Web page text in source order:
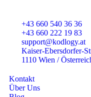
+43 660 540 36 36
+43 660 222 19 83
support@kodlogy.at
Kaiser-Ebersdorfer-
1110 Wien /
Kontakt
Über Uns